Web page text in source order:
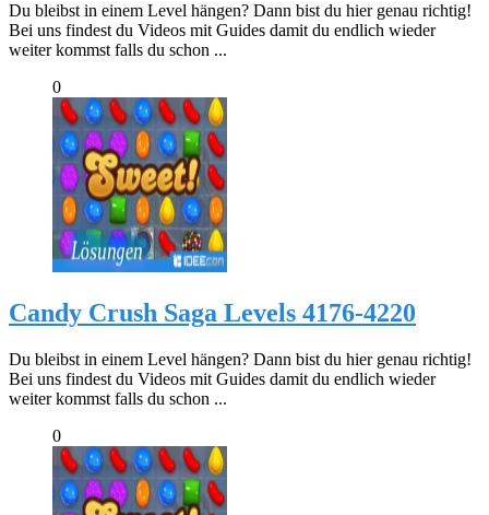
Du bleibst in einem Level hängen? Dann bist du hier genau richtig!
Bei uns findest du Videos mit Guides damit du endlich wieder
weiter kommst falls du schon ...
0
Candy Crush Saga Levels 4176-4220
Du bleibst in einem Level hängen? Dann bist du hier genau richtig!
Bei uns findest du Videos mit Guides damit du endlich wieder
weiter kommst falls du schon ...
0